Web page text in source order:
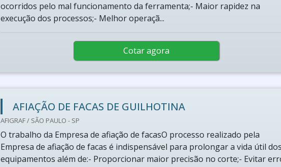
ocorridos pelo mal funcionamento da ferramenta;- Maior rapidez na
execução dos processos;- Melhor operaçã...
Cotar agora
AFIAÇÃO DE FACAS DE GUILHOTINA
AFIGRAF / SÃO PAULO - SP
O trabalho da Empresa de afiação de facasO processo realizado pela
Empresa de afiação de facas é indispensável para prolongar a vida útil
equipamentos além de:- Proporcionar maior precisão no corte;- Evitar